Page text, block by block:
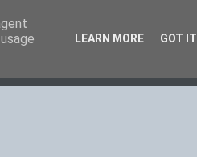
LEARN MORE GOT IT